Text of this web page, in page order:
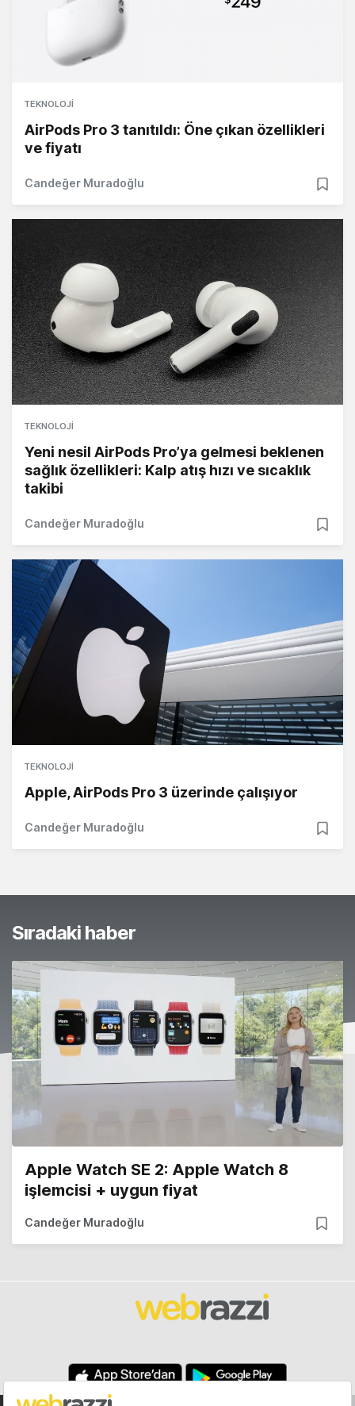
TEKNOLOJI
AirPods Pro 3 tanıtıldı: Öne çıkan özellikleri
ve fiyatı
Candeğer Muradoğlu
TEKNOLOJI
Yeni nesil AirPods Pro’ya gelmesi beklenen
sağlık özellikleri: Kalp atış hızı ve sıcaklık
takibi
Candeğer Muradoğlu
TEKNOLOJI
Apple, AirPods Pro 3 üzerinde çalışıyor
Candeğer Muradoğlu
Sıradaki haber
Apple Watch SE 2: Apple Watch 8
işlemcisi + uygun fiyat
Candeğer Muradoğlu